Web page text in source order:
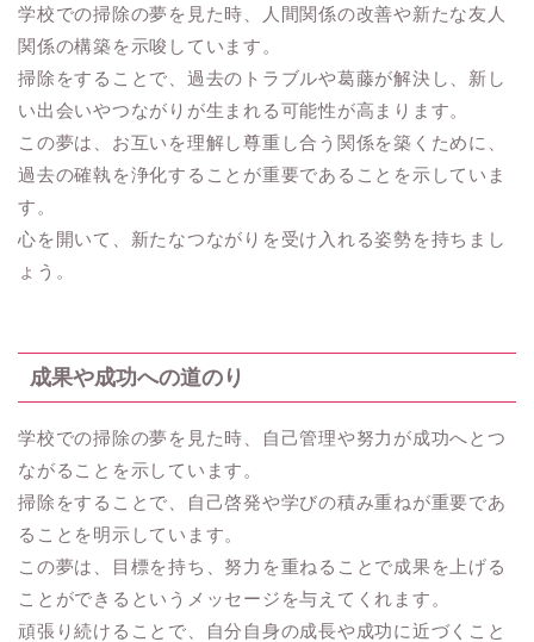
学校での掃除の夢を見た時、人間関係の改善や新たな友人
関係の構築を示唆しています。
掃除をすることで、過去のトラブルや葛藤が解決し、新し
い出会いやつながりが生まれる可能性が高まります。
この夢は、お互いを理解し尊重し合う関係を築くために、
過去の確執を浄化することが重要であることを示していま
す。
心を開いて、新たなつながりを受け入れる姿勢を持ちまし
ょう。
成果や成功への道のり
学校での掃除の夢を見た時、自己管理や努力が成功へとつ
ながることを示しています。
掃除をすることで、自己啓発や学びの積み重ねが重要であ
ることを明示しています。
この夢は、目標を持ち、努力を重ねることで成果を上げる
ことができるというメッセージを与えてくれます。
頑張り続けることで、自分自身の成長や成功に近づくこと